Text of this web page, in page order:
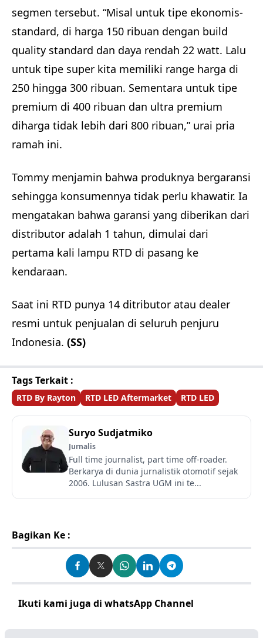
segmen tersebut. “Misal untuk tipe ekonomis-
standard, di harga 150 ribuan dengan build
quality standard dan daya rendah 22 watt. Lalu
untuk tipe super kita memiliki range harga di
250 hingga 300 ribuan. Sementara untuk tipe
premium di 400 ribuan dan ultra premium
diharga tidak lebih dari 800 ribuan,” urai pria
ramah ini.
Tommy menjamin bahwa produknya bergaransi
sehingga konsumennya tidak perlu khawatir. Ia
mengatakan bahwa garansi yang diberikan dari
distributor adalah 1 tahun, dimulai dari
pertama kali lampu RTD di pasang ke
kendaraan.
Saat ini RTD punya 14 ditributor atau dealer
resmi untuk penjualan di seluruh penjuru
Indonesia. (SS)
Tags Terkait :
RTD By Rayton RTD LED Aftermarket RTD LED
Suryo Sudjatmiko
Jurnalis
Full time journalist, part time off-roader.
Berkarya di dunia jurnalistik otomotif sejak
2006. Lulusan Sastra UGM ini te...
Bagikan Ke :
Ikuti kami juga di whatsApp Channel